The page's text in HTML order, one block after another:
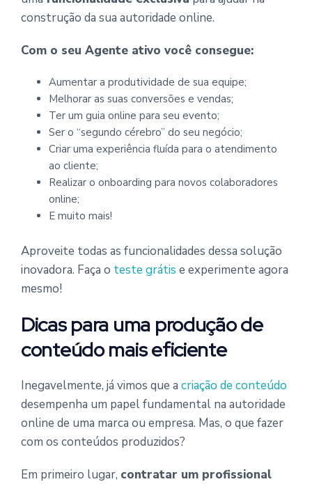
construção da sua autoridade online.
Com o seu Agente ativo você consegue:
Aumentar a produtividade de sua equipe;
Melhorar as suas conversões e vendas;
Ter um guia online para seu evento;
Ser o “segundo cérebro” do seu negócio;
Criar uma experiência fluída para o atendimento
ao cliente;
Realizar o onboarding para novos colaboradores
online;
E muito mais!
Aproveite todas as funcionalidades dessa solução
inovadora. Faça o teste grátis e experimente agora
mesmo!
Dicas para uma produção de
conteúdo mais eficiente
Inegavelmente, já vimos que a criação de conteúdo
desempenha um papel fundamental na autoridade
online de uma marca ou empresa. Mas, o que fazer
com os conteúdos produzidos?
Em primeiro lugar, contratar um profissional